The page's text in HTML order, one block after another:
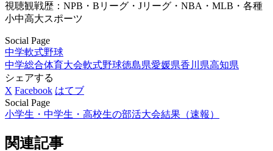
視聴観戦歴：NPB・Bリーグ・Jリーグ・NBA・MLB・各種
小中高大スポーツ
Social Page
中学軟式野球
中学総合体育大会軟式野球徳島県愛媛県香川県高知県
シェアする
X Facebook はてブ
Social Page
小学生・中学生・高校生の部活大会結果（速報）
関連記事